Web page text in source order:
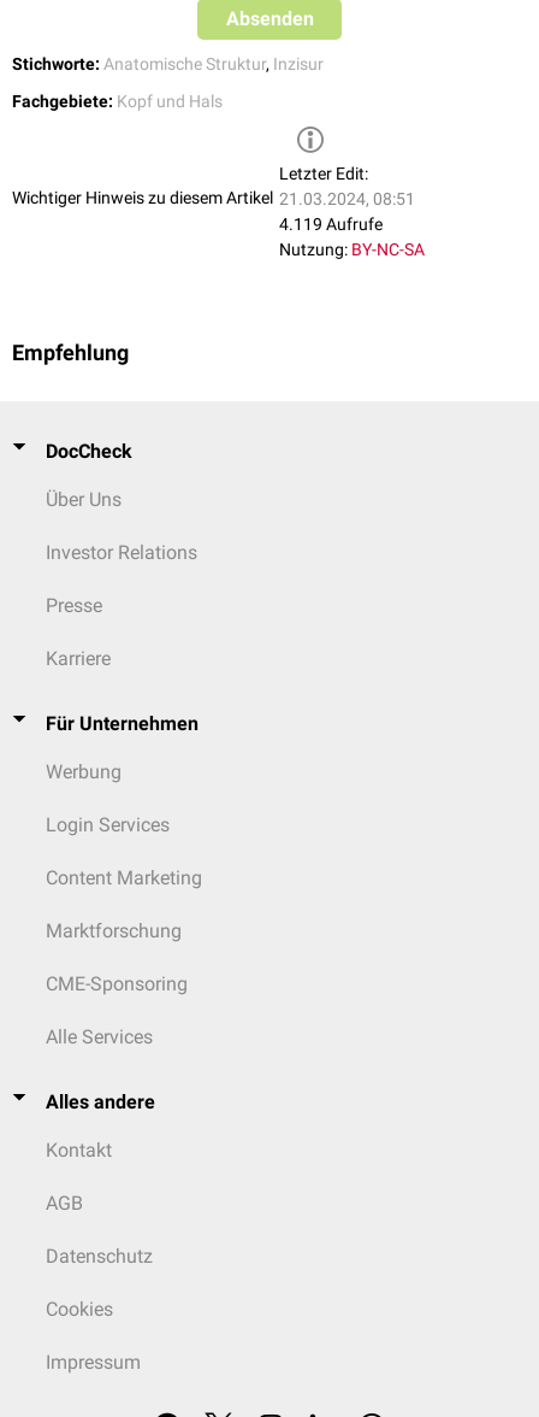
Absenden
Stichworte: Anatomische Struktur, Inzisur
Fachgebiete: Kopf und Hals
Wichtiger Hinweis zu diesem Artikel
Letzter Edit:
21.03.2024, 08:51
4.119 Aufrufe
Nutzung: BY-NC-SA
Empfehlung
DocCheck
Über Uns
Investor Relations
Presse
Karriere
Für Unternehmen
Werbung
Login Services
Content Marketing
Marktforschung
CME-Sponsoring
Alle Services
Alles andere
Kontakt
AGB
Datenschutz
Cookies
Impressum